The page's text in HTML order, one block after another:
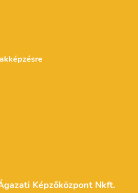
Képzőközpont Nkft.